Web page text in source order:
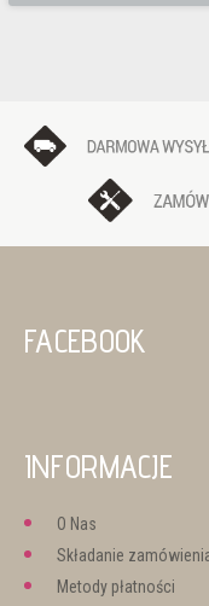
FACEBOOK
INFORMACJE
O Nas
Składanie
Metody płatności